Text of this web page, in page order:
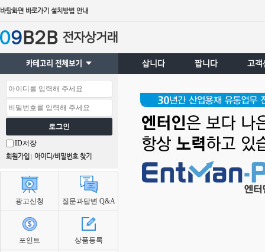
바탕화면 바로가기 설치방법 안내
삽니다 팝니다 고객
로그인
ID저장
회원가입 아이디/비밀번호 찾기
광고신청 질문과답변 Q&A
포인트 상품등록